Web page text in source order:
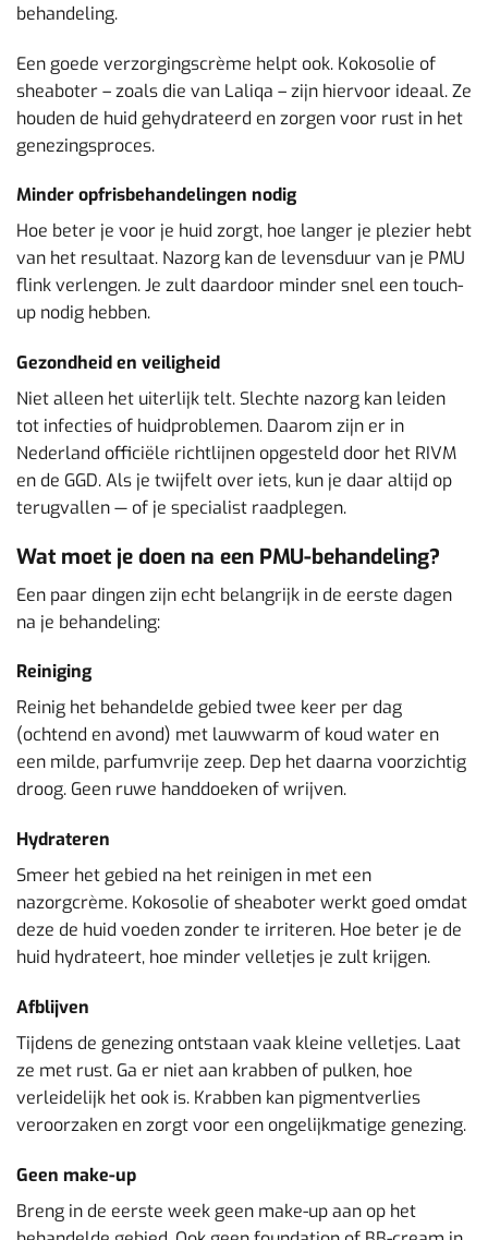
behandeling.
Een goede verzorgingscrème helpt ook. Kokosolie of
sheaboter – zoals die van Laliqa – zijn hiervoor ideaal. Ze
houden de huid gehydrateerd en zorgen voor rust in het
genezingsproces.
Minder opfrisbehandelingen nodig
Hoe beter je voor je huid zorgt, hoe langer je plezier hebt
van het resultaat. Nazorg kan de levensduur van je PMU
flink verlengen. Je zult daardoor minder snel een touch-
up nodig hebben.
Gezondheid en veiligheid
Niet alleen het uiterlijk telt. Slechte nazorg kan leiden
tot infecties of huidproblemen. Daarom zijn er in
Nederland officiële richtlijnen opgesteld door het RIVM
en de GGD. Als je twijfelt over iets, kun je daar altijd op
terugvallen — of je specialist raadplegen.
Wat moet je doen na een PMU-behandeling?
Een paar dingen zijn echt belangrijk in de eerste dagen
na je behandeling:
Reiniging
Reinig het behandelde gebied twee keer per dag
(ochtend en avond) met lauwwarm of koud water en
een milde, parfumvrije zeep. Dep het daarna voorzichtig
droog. Geen ruwe handdoeken of wrijven.
Hydrateren
Smeer het gebied na het reinigen in met een
nazorgcrème. Kokosolie of sheaboter werkt goed omdat
deze de huid voeden zonder te irriteren. Hoe beter je de
huid hydrateert, hoe minder velletjes je zult krijgen.
Afblijven
Tijdens de genezing ontstaan vaak kleine velletjes. Laat
ze met rust. Ga er niet aan krabben of pulken, hoe
verleidelijk het ook is. Krabben kan pigmentverlies
veroorzaken en zorgt voor een ongelijkmatige genezing.
Geen make-up
Breng in de eerste week geen make-up aan op het